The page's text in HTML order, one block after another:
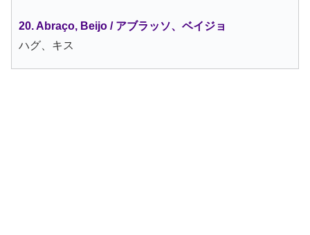
20. Abraço, Beijo / アブラッソ、ベイジョ
ハグ、キス